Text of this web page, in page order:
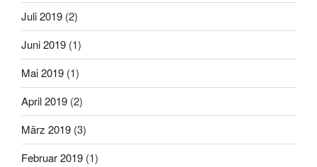
Juli 2019 (2)
Juni 2019 (1)
Mai 2019 (1)
April 2019 (2)
März 2019 (3)
Februar 2019 (1)